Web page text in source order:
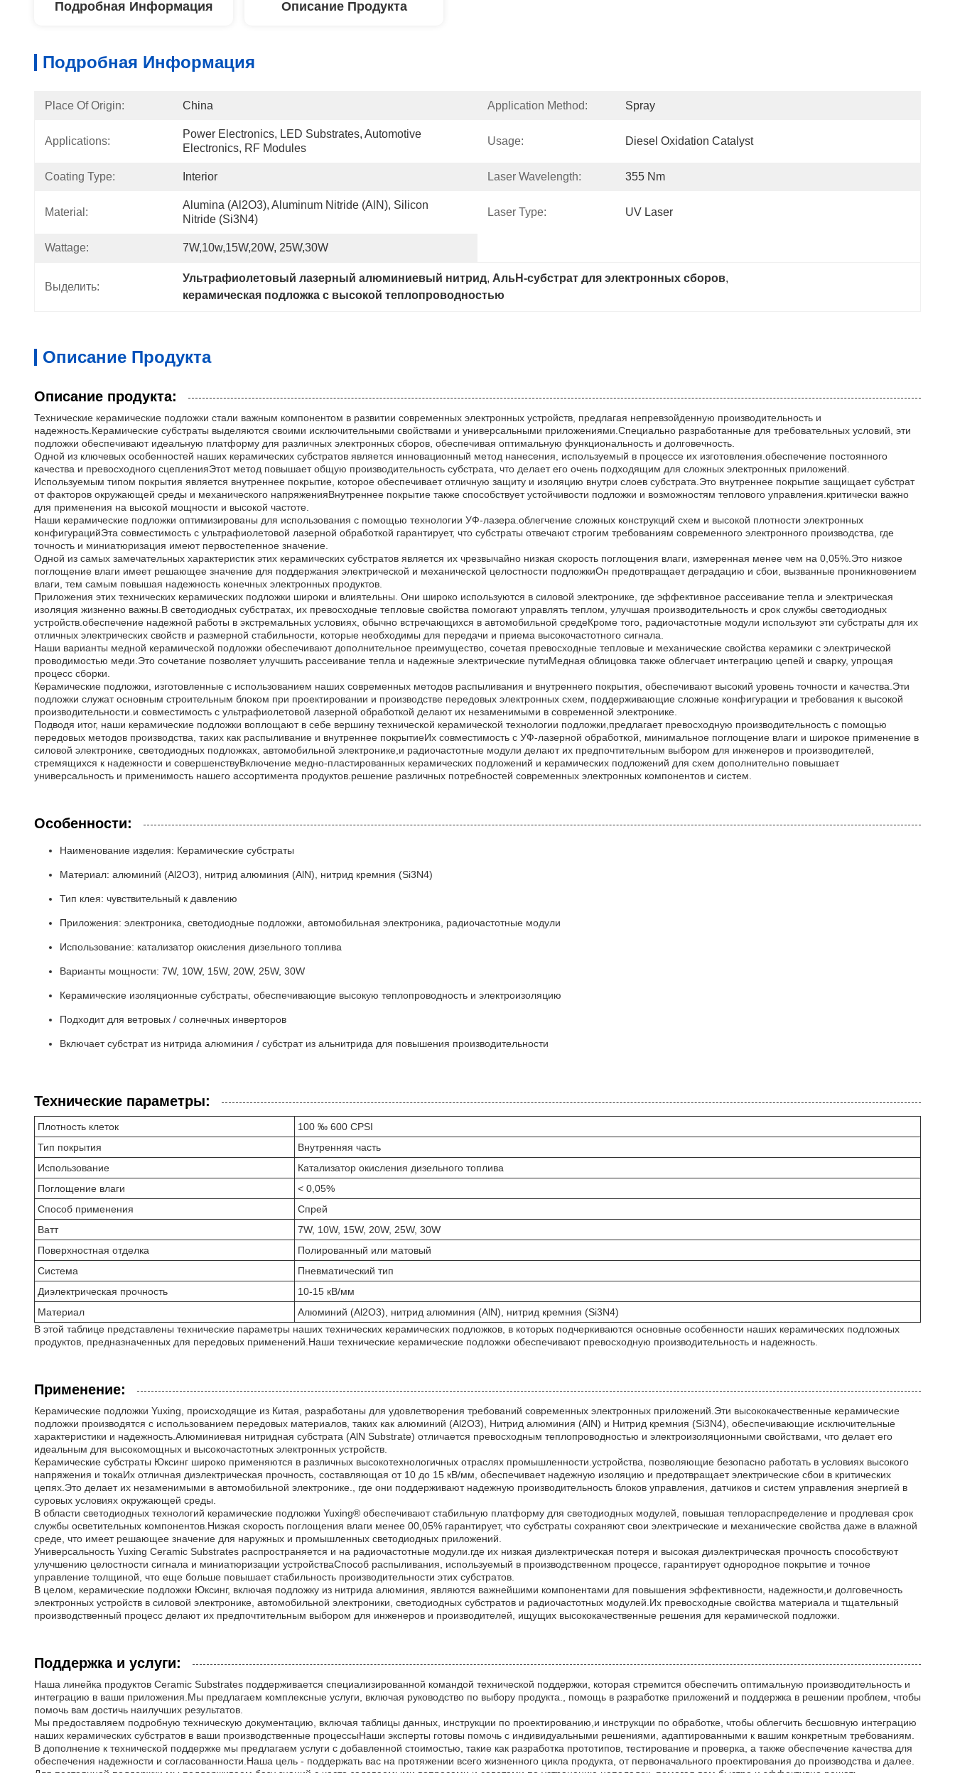
Подробная Информация Описание Продукта
Подробная Информация
Place Of Origin: China Application Method: Spray
Applications:
Power Electronics, LED Substrates, Automotive
Electronics, RF Modules
Usage: Diesel Oxidation Catalyst
Coating Type: Interior Laser Wavelength: 355 Nm
Material:
Alumina (Al2O3), Aluminum Nitride (AlN), Silicon
Nitride (Si3N4)
Laser Type: UV Laser
Wattage: 7W,10w,15W,20W, 25W,30W
Выделить:
Ультрафиолетовый лазерный алюминиевый нитрид, АльН-субстрат для электронных сборов,
керамическая подложка с высокой теплопроводностью
Описание Продукта
Описание продукта:
Технические керамические подложки стали важным компонентом в развитии современных электронных устройств, предлагая непревзойденную производительность и
надежность.Керамические субстраты выделяются своими исключительными свойствами и универсальными приложениями.Специально разработанные для требовательных условий, эти
подложки обеспечивают идеальную платформу для различных электронных сборов, обеспечивая оптимальную функциональность и долговечность.
Одной из ключевых особенностей наших керамических субстратов является инновационный метод нанесения, используемый в процессе их изготовления.обеспечение постоянного
качества и превосходного сцепленияЭтот метод повышает общую производительность субстрата, что делает его очень подходящим для сложных электронных приложений.
Используемым типом покрытия является внутреннее покрытие, которое обеспечивает отличную защиту и изоляцию внутри слоев субстрата.Это внутреннее покрытие защищает субстрат
от факторов окружающей среды и механического напряженияВнутреннее покрытие также способствует устойчивости подложки и возможностям теплового управления.критически важно
для применения на высокой мощности и высокой частоте.
Наши керамические подложки оптимизированы для использования с помощью технологии УФ-лазера.облегчение сложных конструкций схем и высокой плотности электронных
конфигурацийЭта совместимость с ультрафиолетовой лазерной обработкой гарантирует, что субстраты отвечают строгим требованиям современного электронного производства, где
точность и миниатюризация имеют первостепенное значение.
Одной из самых замечательных характеристик этих керамических субстратов является их чрезвычайно низкая скорость поглощения влаги, измеренная менее чем на 0,05%.Это низкое
поглощение влаги имеет решающее значение для поддержания электрической и механической целостности подложкиОн предотвращает деградацию и сбои, вызванные проникновением
влаги, тем самым повышая надежность конечных электронных продуктов.
Приложения этих технических керамических подложки широки и влиятельны. Они широко используются в силовой электронике, где эффективное рассеивание тепла и электрическая
изоляция жизненно важны.В светодиодных субстратах, их превосходные тепловые свойства помогают управлять теплом, улучшая производительность и срок службы светодиодных
устройств.обеспечение надежной работы в экстремальных условиях, обычно встречающихся в автомобильной средеКроме того, радиочастотные модули используют эти субстраты для их
отличных электрических свойств и размерной стабильности, которые необходимы для передачи и приема высокочастотного сигнала.
Наши варианты медной керамической подложки обеспечивают дополнительное преимущество, сочетая превосходные тепловые и механические свойства керамики с электрической
проводимостью меди.Это сочетание позволяет улучшить рассеивание тепла и надежные электрические путиМедная облицовка также облегчает интеграцию цепей и сварку, упрощая
процесс сборки.
Керамические подложки, изготовленные с использованием наших современных методов распыливания и внутреннего покрытия, обеспечивают высокий уровень точности и качества.Эти
подложки служат основным строительным блоком при проектировании и производстве передовых электронных схем, поддерживающие сложные конфигурации и требования к высокой
производительности.и совместимость с ультрафиолетовой лазерной обработкой делают их незаменимыми в современной электронике.
Подводя итог, наши керамические подложки воплощают в себе вершину технической керамической технологии подложки,предлагает превосходную производительность с помощью
передовых методов производства, таких как распыливание и внутреннее покрытиеИх совместимость с УФ-лазерной обработкой, минимальное поглощение влаги и широкое применение в
силовой электронике, светодиодных подложках, автомобильной электронике,и радиочастотные модули делают их предпочтительным выбором для инженеров и производителей,
стремящихся к надежности и совершенствуВключение медно-пластированных керамических подложений и керамических подложений для схем дополнительно повышает
универсальность и применимость нашего ассортимента продуктов.решение различных потребностей современных электронных компонентов и систем.
Особенности:
Наименование изделия: Керамические субстраты
Материал: алюминий (Al2O3), нитрид алюминия (AlN), нитрид кремния (Si3N4)
Тип клея: чувствительный к давлению
Приложения: электроника, светодиодные подложки, автомобильная электроника, радиочастотные модули
Использование: катализатор окисления дизельного топлива
Варианты мощности: 7W, 10W, 15W, 20W, 25W, 30W
Керамические изоляционные субстраты, обеспечивающие высокую теплопроводность и электроизоляцию
Подходит для ветровых / солнечных инверторов
Включает субстрат из нитрида алюминия / субстрат из альнитрида для повышения производительности
Технические параметры:
Плотность клеток
100 ‰ 600 CPSI
Тип покрытия
Внутренняя часть
Использование
Катализатор окисления дизельного топлива
Поглощение влаги
< 0,05%
Способ применения
Спрей
Ватт
7W, 10W, 15W, 20W, 25W, 30W
Поверхностная отделка
Полированный или матовый
Система
Пневматический тип
Диэлектрическая прочность
10-15 кВ/мм
Материал
Алюминий (Al2O3), нитрид алюминия (AlN), нитрид кремния (Si3N4)
В этой таблице представлены технические параметры наших технических керамических подложков, в которых подчеркиваются основные особенности наших керамических подложных
продуктов, предназначенных для передовых применений.Наши технические керамические подложки обеспечивают превосходную производительность и надежность.
Применение:
Керамические подложки Yuxing, происходящие из Китая, разработаны для удовлетворения требований современных электронных приложений.Эти высококачественные керамические
подложки производятся с использованием передовых материалов, таких как алюминий (Al2O3), Нитрид алюминия (AlN) и Нитрид кремния (Si3N4), обеспечивающие исключительные
характеристики и надежность.Алюминиевая нитридная субстрата (AlN Substrate) отличается превосходным теплопроводностью и электроизоляционными свойствами, что делает его
идеальным для высокомощных и высокочастотных электронных устройств.
Керамические субстраты Юксинг широко применяются в различных высокотехнологичных отраслях промышленности.устройства, позволяющие безопасно работать в условиях высокого
напряжения и токаИх отличная диэлектрическая прочность, составляющая от 10 до 15 кВ/мм, обеспечивает надежную изоляцию и предотвращает электрические сбои в критических
цепях.Это делает их незаменимыми в автомобильной электронике., где они поддерживают надежную производительность блоков управления, датчиков и систем управления энергией в
суровых условиях окружающей среды.
В области светодиодных технологий керамические подложки Yuxing® обеспечивают стабильную платформу для светодиодных модулей, повышая теплораспределение и продлевая срок
службы осветительных компонентов.Низкая скорость поглощения влаги менее 00,05% гарантирует, что субстраты сохраняют свои электрические и механические свойства даже в влажной
среде, что имеет решающее значение для наружных и промышленных светодиодных приложений.
Универсальность Yuxing Ceramic Substrates распространяется и на радиочастотные модули.где их низкая диэлектрическая потеря и высокая диэлектрическая прочность способствуют
улучшению целостности сигнала и миниатюризации устройстваСпособ распыливания, используемый в производственном процессе, гарантирует однородное покрытие и точное
управление толщиной, что еще больше повышает стабильность производительности этих субстратов.
В целом, керамические подложки Юксинг, включая подложку из нитрида алюминия, являются важнейшими компонентами для повышения эффективности, надежности,и долговечность
электронных устройств в силовой электронике, автомобильной электроники, светодиодных субстратов и радиочастотных модулей.Их превосходные свойства материала и тщательный
производственный процесс делают их предпочтительным выбором для инженеров и производителей, ищущих высококачественные решения для керамической подложки.
Поддержка и услуги:
Наша линейка продуктов Ceramic Substrates поддерживается специализированной командой технической поддержки, которая стремится обеспечить оптимальную производительность и
интеграцию в ваши приложения.Мы предлагаем комплексные услуги, включая руководство по выбору продукта., помощь в разработке приложений и поддержка в решении проблем, чтобы
помочь вам достичь наилучших результатов.
Мы предоставляем подробную техническую документацию, включая таблицы данных, инструкции по проектированию,и инструкции по обработке, чтобы облегчить бесшовную интеграцию
наших керамических субстратов в ваши производственные процессыНаши эксперты готовы помочь с индивидуальными решениями, адаптированными к вашим конкретным требованиям.
В дополнение к технической поддержке мы предлагаем услуги с добавленной стоимостью, такие как разработка прототипов, тестирование и проверка, а также обеспечение качества для
обеспечения надежности и согласованности.Наша цель - поддержать вас на протяжении всего жизненного цикла продукта, от первоначального проектирования до производства и далее.